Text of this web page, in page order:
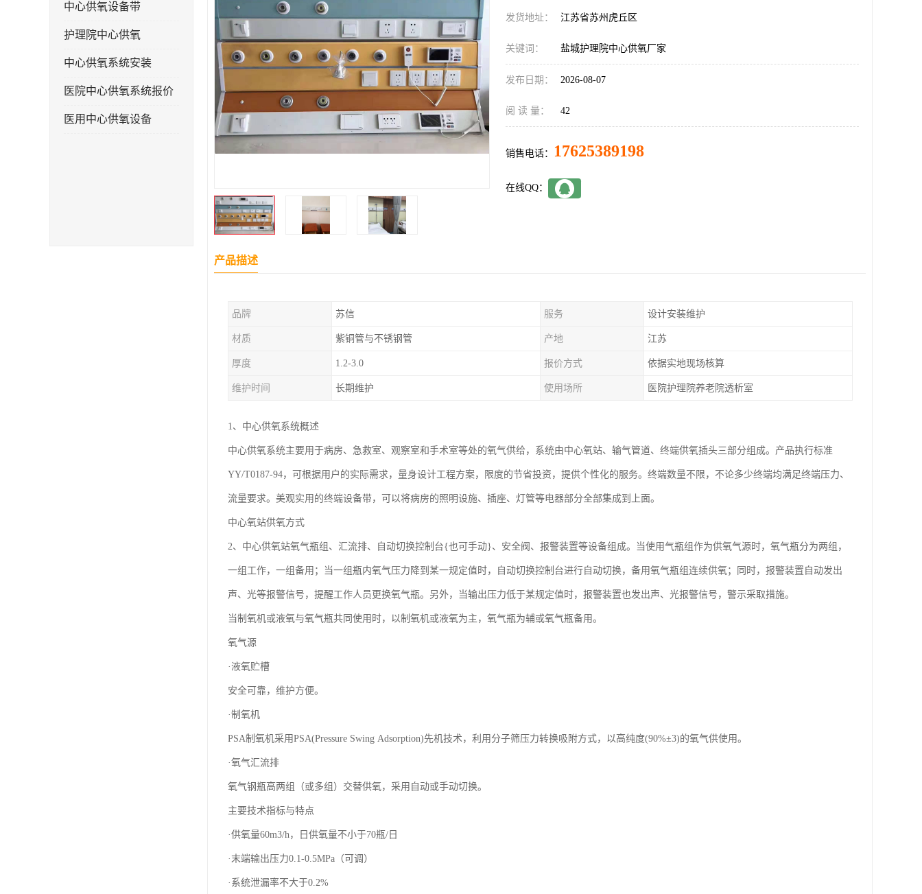
中心供氧设备带
护理院中心供氧
中心供氧系统安装
医院中心供氧系统报价
医用中心供氧设备
发货地址： 江苏省苏州虎丘区
关键词： 盐城护理院中心供氧厂家
发布日期： 2026-08-07
阅 读 量： 42
销售电话： 17625389198
在线QQ：
产品描述
品牌 苏信 服务 设计安装维护
材质 紫铜管与不锈钢管 产地 江苏
厚度 1.2-3.0 报价方式 依据实地现场核算
维护时间 长期维护 使用场所 医院护理院养老院透析室
1、中心供氧系统概述
中心供氧系统主要用于病房、急救室、观察室和手术室等处的氧气供给，系统由中心氧站、输气管道、终端供氧插头三部分组成。产品执行标准
YY/T0187-94，可根据用户的实际需求，量身设计工程方案，限度的节省投资，提供个性化的服务。终端数量不限，不论多少终端均满足终端压力、
流量要求。美观实用的终端设备带，可以将病房的照明设施、插座、灯管等电器部分全部集成到上面。
中心氧站供氧方式
2、中心供氧站氧气瓶组、汇流排、自动切换控制台{也可手动}、安全阀、报警装置等设备组成。当使用气瓶组作为供氧气源时，氧气瓶分为两组，
一组工作，一组备用；当一组瓶内氧气压力降到某一规定值时，自动切换控制台进行自动切换，备用氧气瓶组连续供氧；同时，报警装置自动发出
声、光等报警信号，提醒工作人员更换氧气瓶。另外，当输出压力低于某规定值时，报警装置也发出声、光报警信号，警示采取措施。
当制氧机或液氧与氧气瓶共同使用时，以制氧机或液氧为主，氧气瓶为辅或氧气瓶备用。
氧气源
·液氧贮槽
安全可靠，维护方便。
·制氧机
PSA制氧机采用PSA(Pressure Swing Adsorption)先机技术，利用分子筛压力转换吸附方式，以高纯度(90%±3)的氧气供使用。
·氧气汇流排
氧气钢瓶高两组（或多组）交替供氧，采用自动或手动切换。
主要技术指标与特点
·供氧量60m3/h，日供氧量不小于70瓶/日
·末端输出压力0.1-0.5MPa（可调）
·系统泄漏率不大于0.2%